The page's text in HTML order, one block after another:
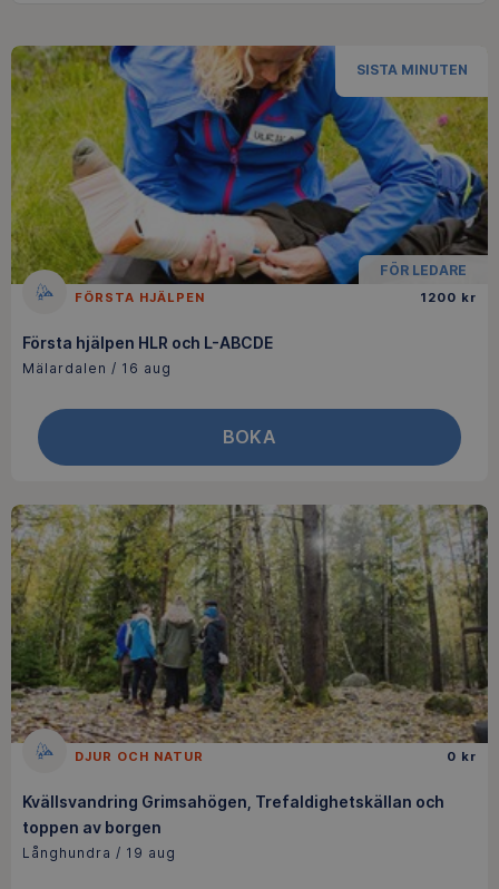
SISTA MINUTEN
FÖR LEDARE
FÖRSTA HJÄLPEN 1200 kr
Första hjälpen HLR och L-ABCDE
Mälardalen / 16 aug
BOKA
DJUR OCH NATUR 0 kr
Kvällsvandring Grimsahögen, Trefaldighetskällan och
toppen av borgen
Långhundra / 19 aug